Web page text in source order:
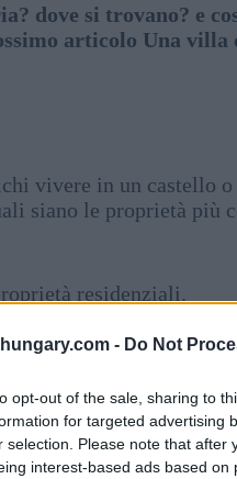
- Do Not
opt-out of the sale, sharing to
for targeted advertising
selection. Please note that
interest-based ads based
dove si trovano? e
articolo Una villa
vivere in un castello
siano le proprietà più
residenziali.
sono immobili il cui
HUF 3